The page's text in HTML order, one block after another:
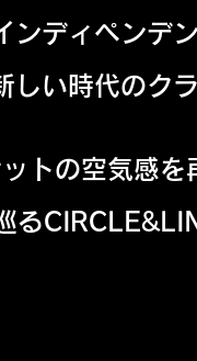
ディペンデ
しい時代のクラ
トの空気感を
る